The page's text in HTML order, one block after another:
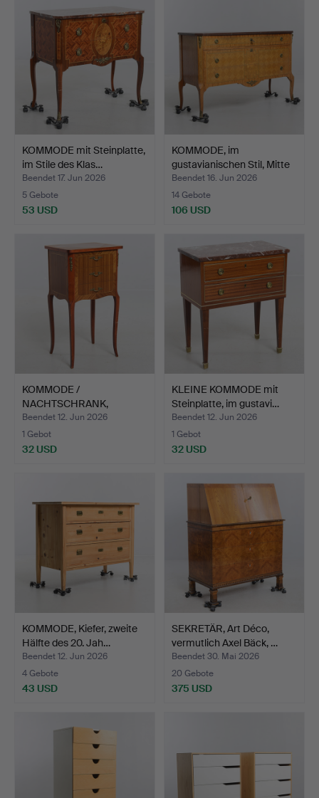
KOMMODE mit Steinplatte,
im Stile des Klas…
Beendet 17. Jun 2026
5 Gebote
53 USD
KOMMODE, im
gustavianischen Stil, Mitte
de…
Beendet 16. Jun 2026
14 Gebote
106 USD
KOMMODE /
NACHTSCHRANK,
Rokoko-Stil, Mitte…
Beendet 12. Jun 2026
1 Gebot
32 USD
KLEINE KOMMODE mit
Steinplatte, im gustavi…
Beendet 12. Jun 2026
1 Gebot
32 USD
KOMMODE, Kiefer, zweite
Hälfte des 20. Jah…
Beendet 12. Jun 2026
4 Gebote
43 USD
SEKRETÄR, Art Déco,
vermutlich Axel Bäck, …
Beendet 30. Mai 2026
20 Gebote
375 USD